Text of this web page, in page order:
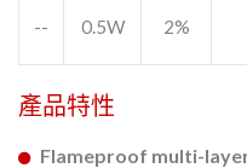
-- 0.5W 2%
產品特性
Flameproof multi-